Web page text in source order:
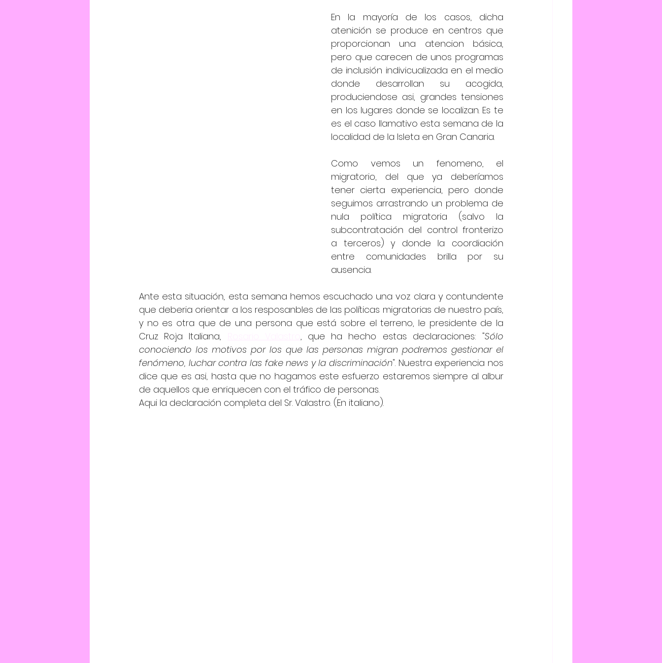
En la mayoría de los casos, dicha
atenición se produce en centros que
proporcionan una atencion básica,
pero que carecen de unos programas
de inclusión indivicualizada en el medio
donde desarrollan su acogida,
produciendose asi, grandes tensiones
en los lugares donde se localizan. Es te
es el caso llamativo esta semana de la
localidad de la Isleta en Gran Canaria.
Como vemos un fenomeno, el
migratorio, del que ya deberíamos
tener cierta experiencia, pero donde
seguimos arrastrando un problema de
nula política migratoria (salvo la
subcontratación del control fronterizo
a terceros) y donde la coordiación
entre comunidades brilla por su
ausencia.
Ante esta situación, esta semana hemos escuchado una voz clara y contundente
que deberia orientar a los resposanbles de las políticas migratorias de nuestro país,
y no es otra que de una persona que está sobre el terreno, le presidente de la
Cruz Roja Italiana,
, que ha hecho estas declaraciones: "Sólo
conociendo los motivos por los que las personas migran podremos gestionar el
fenómeno, luchar contra las fake news y la discriminación". Nuestra experiencia nos
dice que es asi, hasta que no hagamos este esfuerzo estaremos siempre al albur
de aquellos que enriquecen con el tráfico de personas.
Aqui la declaración completa del Sr. Valastro. (En italiano).